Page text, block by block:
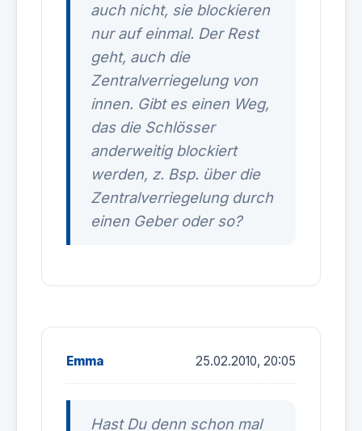
auch nicht, sie blockieren
nur auf einmal. Der Rest
geht, auch die
Zentralverriegelung von
innen. Gibt es einen Weg,
das die Schlösser
anderweitig blockiert
werden, z. Bsp. über die
Zentralverriegelung durch
einen Geber oder so?
Emma 25.02.2010, 20:05
Hast Du denn schon mal